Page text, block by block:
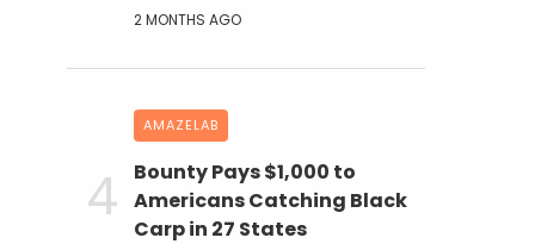
2 MONTHS AGO
AMAZELAB
Bounty Pays $1,000 to
Americans Catching Black
Carp in 27 States